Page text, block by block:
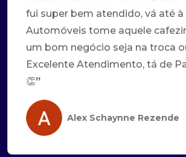
fui super bem atendido, vá até à
Automóveis tome aquele
um bom negócio seja na troca
Excelente Atendimento, tá de
👏”
Alex Schaynne Rezende